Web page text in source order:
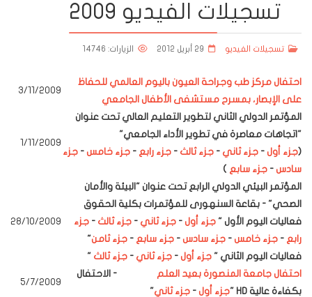
تسجيلات الفيديو 2009
تسجيلات الفيديو 29 أبريل 2012 الزيارات: 14746
احتفال مركز طب وجراحة العيون باليوم العالمي للحفاظ
على الإبصار، بمسرح مستشفى الأطفال الجامعي
3/11/2009
المؤتمر الدولي الثاني لتطوير التعليم العالي تحت عنوان
"اتجاهات معاصرة في تطوير الأداء الجامعي"
(جزء أول - جزء ثاني - جزء ثالث - جزء رابع - جزء خامس - جزء
سادس - جزء سابع )
1/11/2009
المؤتمر البيئي الدولي الرابع تحت عنوان "البيئة والأمان
الصحي" - بقاعة السنهورى للمؤتمرات بكلية الحقوق
فعاليات اليوم الأول " جزء أول - جزء ثاني - جزء ثالث - جزء
رابع - جزء خامس - جزء سادس - جزء سابع - جزء ثامن"
فعاليات اليوم الثاني " جزء أول - جزء ثاني - جزء ثالث "
28/10/2009
احتفال جامعة المنصورة بعيد العلم - الاحتفال
بكفاءة عالية HD " جزء أول - جزء ثاني"
5/7/2009